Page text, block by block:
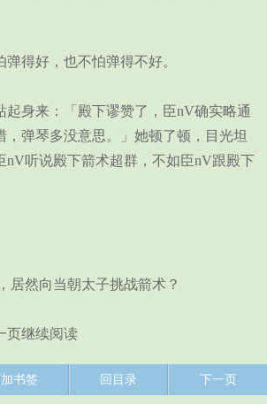
得好，也不怕弹得不好。
身来：「殿下谬赞了，臣nV确实略通
，弹琴多没意思。」她顿了顿，目光坦
nV听说殿下箭术超群，不如臣nV跟殿下
然向当朝太子挑战箭术？
继续阅读
加书签 回目录 下一页